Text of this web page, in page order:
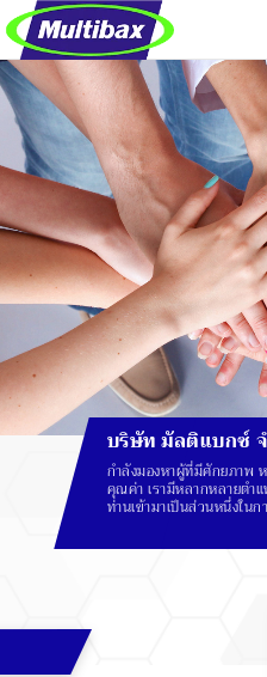
บริษัท มัลติแบกซ์
กำลังมองหาผู้ที่มีศักยภาพ
คุณค่า เรามีหลากหลายตำ
ท่านเข้ามาเป็นส่วนหนึ่งใน